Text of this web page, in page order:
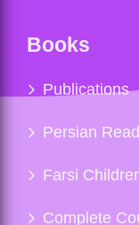
Books
Publications
Persian
Farsi
Complete